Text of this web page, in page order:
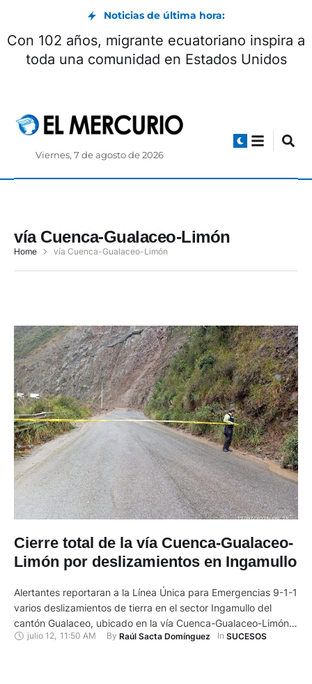
Noticias de última hora:
Con 102 años, migrante ecuatoriano inspira a
toda una comunidad en Estados Unidos
Viernes, 7 de agosto de 2026
vía Cuenca-Gualaceo-Limón
Home vía Cuenca-Gualaceo-Limón
Cierre total de la vía Cuenca-Gualaceo-
Limón por deslizamientos en Ingamullo
Alertantes reportaran a la Línea Única para Emergencias 9-1-1
varios deslizamientos de tierra en el sector Ingamullo del
cantón Gualaceo, ubicado en la vía Cuenca-Gualaceo-Limón,
el sábado 12 de julio de 2025. Vía cerrada por seguridad La
julio 12, 11:50 AM By Raúl Sacta Domínguez In SUCESOS